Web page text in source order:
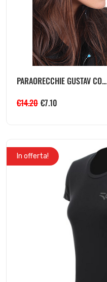
PARAORECCHIE GUSTAV CO...
€14.20 €7.10
In offerta!